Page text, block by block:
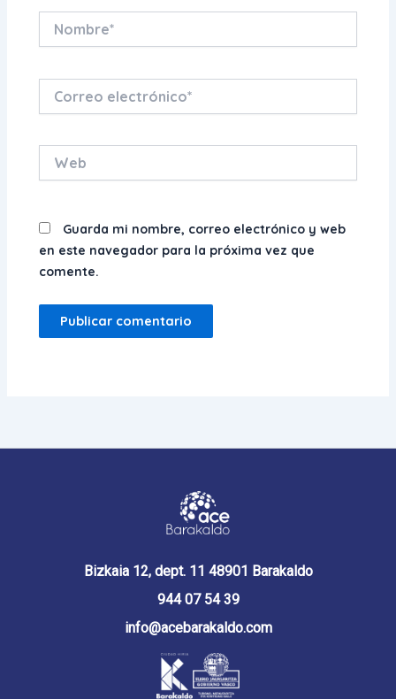
electrónico*
Guarda mi nombre, correo electrónico y web
en este navegador para la próxima vez que
comente.
Bizkaia 12, dept. 11 48901 Barakaldo
944 07 54 39
info@acebarakaldo.com